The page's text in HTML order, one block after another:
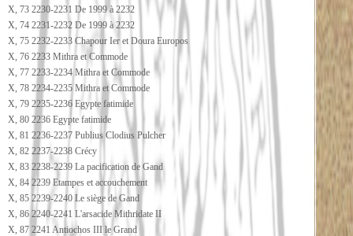
X, 73 2230-2231 De 1999 à 2232
X, 74 2231-2232 De 1999 à 2232
X, 75 2232-2233 Chapour Ier et Doura Europos
X, 76 2233 Mithra et Commode
X, 77 2233-2234 Mithra et Commode
X, 78 2234-2235 Mithra et Commode
X, 79 2235-2236 Egypte fatimide
X, 80 2236 Egypte fatimide
X, 81 2236-2237 Publius Clodius Pulcher
X, 82 2237-2238 Crécy
X, 83 2238-2239 La pacification de Gand
X, 84 2239 Etampes et accouchement
X, 85 2239-2240 Le siège de Gand
X, 86 2240-2241 L'arsacide Mithridate II
X, 87 2241 Antiochos III le Grand